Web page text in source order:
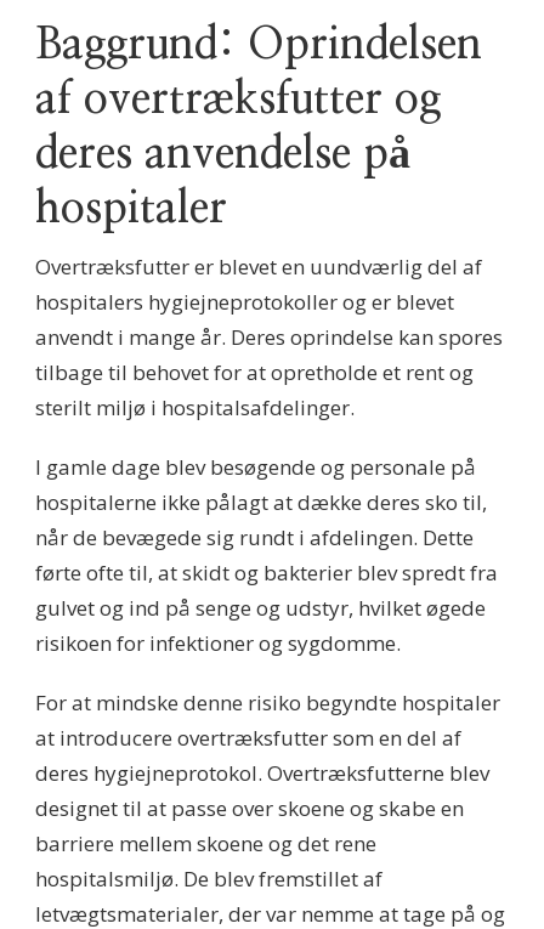
Baggrund: Oprindelsen
af overtræksfutter og
deres anvendelse på
hospitaler
Overtræksfutter er blevet en uundværlig del af
hospitalers hygiejneprotokoller og er blevet
anvendt i mange år. Deres oprindelse kan spores
tilbage til behovet for at opretholde et rent og
sterilt miljø i hospitalsafdelinger.
I gamle dage blev besøgende og personale på
hospitalerne ikke pålagt at dække deres sko til,
når de bevægede sig rundt i afdelingen. Dette
førte ofte til, at skidt og bakterier blev spredt fra
gulvet og ind på senge og udstyr, hvilket øgede
risikoen for infektioner og sygdomme.
For at mindske denne risiko begyndte hospitaler
at introducere overtræksfutter som en del af
deres hygiejneprotokol. Overtræksfutterne blev
designet til at passe over skoene og skabe en
barriere mellem skoene og det rene
hospitalsmiljø. De blev fremstillet af
letvægtsmaterialer, der var nemme at tage på og